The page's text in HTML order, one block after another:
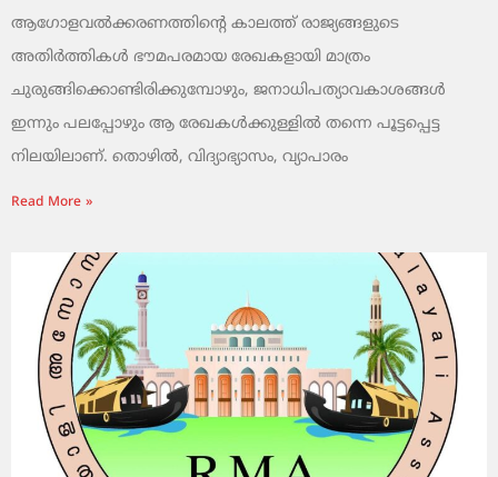
ആഗോളവൽക്കരണത്തിന്റെ കാലത്ത് രാജ്യങ്ങളുടെ
അതിർത്തികൾ ഭൗമപരമായ രേഖകളായി മാത്രം
ചുരുങ്ങിക്കൊണ്ടിരിക്കുമ്പോഴും, ജനാധിപത്യാവകാശങ്ങൾ
ഇന്നും പലപ്പോഴും ആ രേഖകൾക്കുള്ളിൽ തന്നെ പൂട്ടപ്പെട്ട
നിലയിലാണ്. തൊഴിൽ, വിദ്യാഭ്യാസം, വ്യാപാരം
Read More »